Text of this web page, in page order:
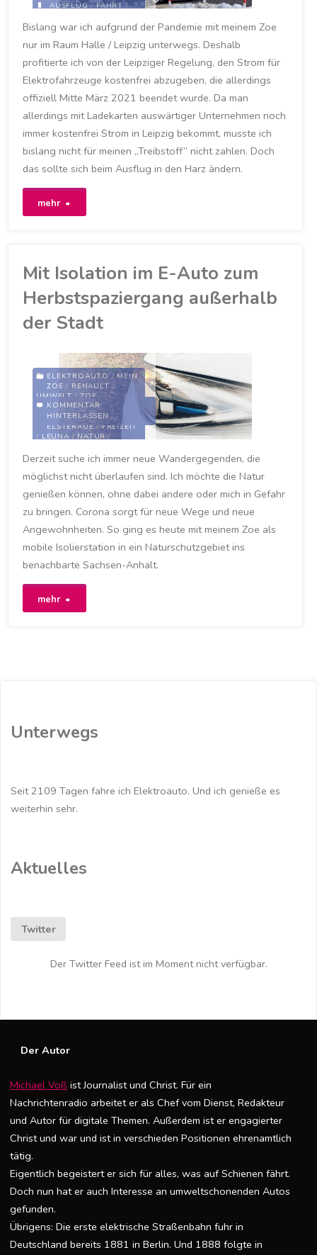
AUSFLUG/FAHRT/
LADESÄULE/
LADESÄULEN
LADEVORGANG/
26. MÄRZ 2021
Bislang war ich aufgrund der Pandemie mit meinem Zoe
nur im Raum Halle / Leipzig unterwegs. Deshalb
profitierte ich von der Leipziger Regelung, den Strom für
Elektrofahrzeuge kostenfrei abzugeben, die allerdings
offiziell Mitte März 2021 beendet wurde. Da man
allerdings mit Ladekarten auswärtiger Unternehmen noch
immer kostenfrei Strom in Leipzig bekommt, musste ich
bislang nicht für meinen „Treibstoff“ nicht zahlen. Doch
das sollte sich beim Ausflug in den Harz ändern.
mehr
ich
für
Ladestrom
zahlen"
Mit Isolation im E-Auto zum
Herbstspaziergang außerhalb
der Stadt
ELEKTROAUTO / MEIN
ZOE / RENAULT /
UMWELT / ZOE
AUSFLUG/CORONA
ELSTERAUE /FREIZEIT
/ LEUNA / NATUR/
SACHSEN-ANHALT/
KOMMENTAR
HINTERLASSEN
Derzeit suche ich immer neue Wandergegenden, die
möglichst nicht überlaufen sind. Ich möchte die Natur
genießen können, ohne dabei andere oder mich in Gefahr
zu bringen. Corona sorgt für neue Wege und neue
Angewohnheiten. So ging es heute mit meinem Zoe als
mobile Isolierstation in ein Naturschutzgebiet ins
benachbarte Sachsen-Anhalt.
mehr
zum
außerhalb
Unterwegs
Seit 2109 Tagen fahre ich Elektroauto. Und ich genieße es
weiterhin sehr.
Aktuelles
Twitter
Der Twitter Feed ist im Moment nicht verfügbar.
Der Autor
Michael Voß ist Journalist und Christ. Für ein
Nachrichtenradio arbeitet er als Chef vom Dienst, Redakteur
und Autor für digitale Themen. Außerdem ist er engagierter
Christ und war und ist in verschieden Positionen ehrenamtlich
tätig.
Eigentlich begeistert er sich für alles, was auf Schienen fährt.
Doch nun hat er auch Interesse an umweltschonenden Autos
gefunden.
Übrigens: Die erste elektrische Straßenbahn fuhr in
Deutschland bereits 1881 in Berlin. Und 1888 folgte in